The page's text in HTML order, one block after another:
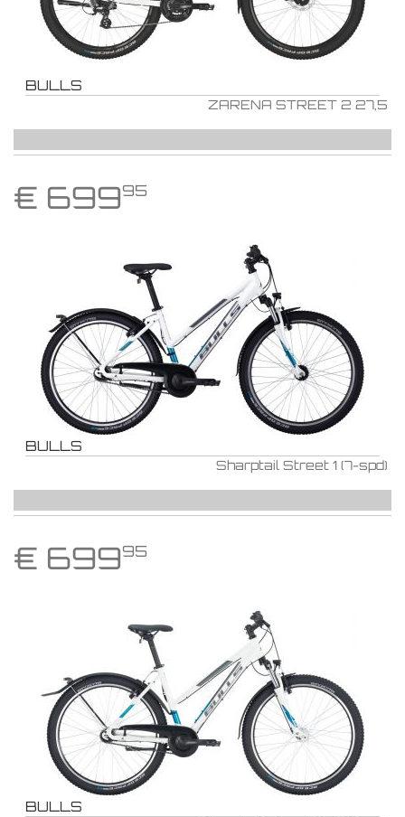
BULLS
ZARENA STREET 2 27,5
€ 69995
BULLS
Sharptail Street 1 (7-spd)
€ 69995
BULLS